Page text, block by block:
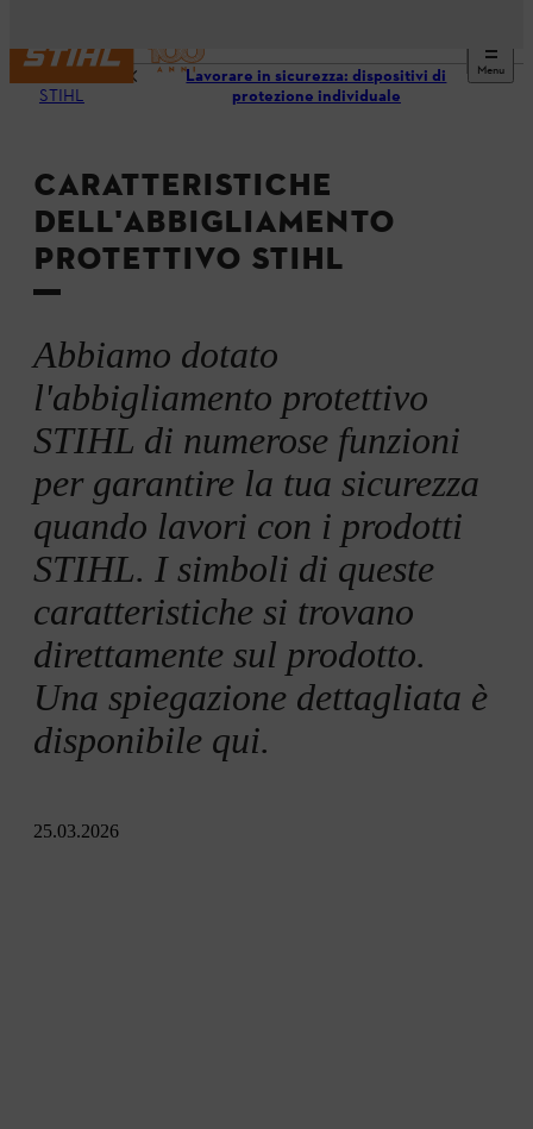
Menu
STIHL
Lavorare in sicurezza: dispositivi di
protezione individuale
CARATTERISTICHE
DELL'ABBIGLIAMENTO
PROTETTIVO STIHL
Abbiamo dotato
l'abbigliamento protettivo
STIHL di numerose funzioni
per garantire la tua sicurezza
quando lavori con i prodotti
STIHL. I simboli di queste
caratteristiche si trovano
direttamente sul prodotto.
Una spiegazione dettagliata è
disponibile qui.
25.03.2026